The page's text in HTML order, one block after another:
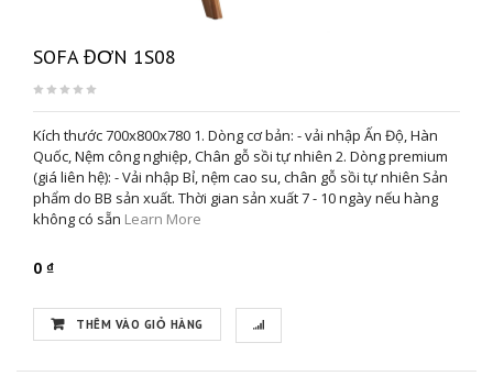
SOFA ĐƠN 1S08
Kích thước 700x800x780 1. Dòng cơ bản: - vải nhập Ấn Độ, Hàn
Quốc, Nệm công nghiệp, Chân gỗ sồi tự nhiên 2. Dòng premium
(giá liên hệ): - Vải nhập Bỉ, nệm cao su, chân gỗ sồi tự nhiên Sản
phẩm do BB sản xuất. Thời gian sản xuất 7 - 10 ngày nếu hàng
không có sẵn Learn More
0 ₫
THÊM VÀO GIỎ HÀNG